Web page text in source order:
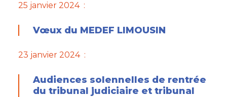
25 janvier 2024 :
Vœux du MEDEF LIMOUSIN
23 janvier 2024 :
Audiences solennelles de rentrée
du tribunal judiciaire et tribunal